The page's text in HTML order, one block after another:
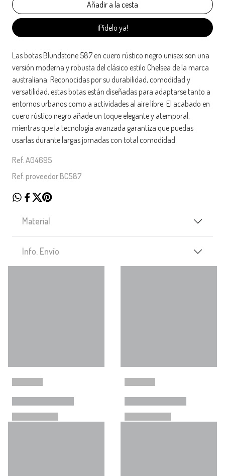
¡Pídelo ya!
Las botas Blundstone 587 en cuero rústico negro unisex son una
versión moderna y robusta del clásico estilo Chelsea de la marca
australiana. Reconocidas por su durabilidad, comodidad y
versatilidad, estas botas están diseñadas para adaptarse tanto a
entornos urbanos como a actividades al aire libre. El acabado en
cuero rústico negro añade un toque elegante y atemporal,
mientras que la tecnología avanzada garantiza que puedas
usarlas durante largas jornadas con total comodidad.
Ref. A04695
Ref. proveedor BC587
Material
Info. Envío